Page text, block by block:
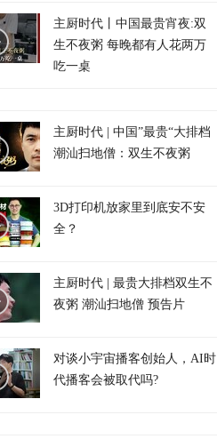
主厨时代丨中国最贵宵夜:双
生不夜粥 每晚都有人花两万
吃一桌
主厨时代 | 中国”最贵“大排档
潮汕扫地僧：双生不夜粥
3D打印机放家里到底安不安
全？
主厨时代 | 最贵大排档双生不
夜粥 潮汕扫地僧 预告片
对谈小宇宙播客创始人，AI时
代播客会被取代吗?